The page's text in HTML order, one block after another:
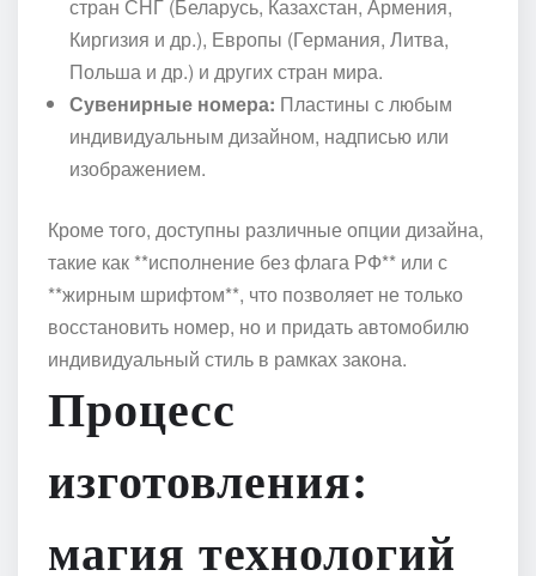
стран СНГ (Беларусь, Казахстан, Армения,
Киргизия и др.), Европы (Германия, Литва,
Польша и др.) и других стран мира.
Сувенирные номера: Пластины с любым
индивидуальным дизайном, надписью или
изображением.
Кроме того, доступны различные опции дизайна,
такие как **исполнение без флага РФ** или с
**жирным шрифтом**, что позволяет не только
восстановить номер, но и придать автомобилю
индивидуальный стиль в рамках закона.
Процесс
изготовления:
магия технологий